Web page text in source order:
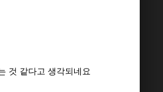
것 같다고 생각되네요